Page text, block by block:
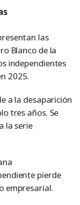
las
Blanco de la
independientes
2025.
a la desaparición
tres años. Se
la serie
pierde
empresarial.